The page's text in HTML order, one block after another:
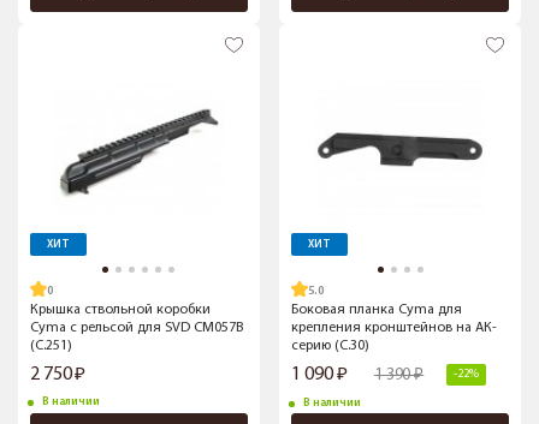
ХИТ
Крышка ствольной коробки
Cyma c рельсой для SVD CM057B
(C.251)
2 750
В наличии
ХИТ
5.0
Боковая планка Cyma для
крепления кронштейнов на АК-
серию (C.30)
1 090 1 390 -22%
В наличии